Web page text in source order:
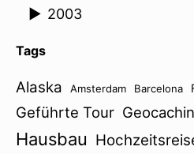
► 2003
Tags
Alaska Amsterdam Barcelona
Geführte Tour
Hausbau